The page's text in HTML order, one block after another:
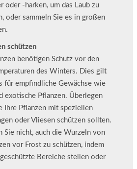
oder -harken, um das Laub zu
oder sammeln Sie es in großen
schützen
benötigen Schutz vor den
des Winters. Dies gilt
für empfindliche Gewächse wie
exotische Pflanzen. Überlegen
Ihre Pflanzen mit speziellen
oder Vliesen schützen sollten.
Sie nicht, auch die Wurzeln von
vor Frost zu schützen, indem
Bereiche stellen oder